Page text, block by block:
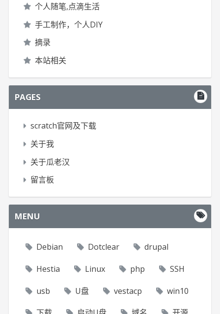
个人随笔,点滴生活
手工制作，个人DIY
摘录
本站相关
PAGES
scratch官网及下载
关于我
关于瓜老汉
留言板
MENU
Debian Dotclear drupal
Hestia Linux php SSH
usb U盘 vestacp win10